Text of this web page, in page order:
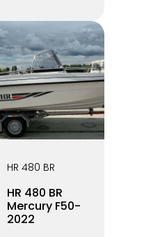
HR 480 BR
HR 480 BR
Mercury F50-
2022